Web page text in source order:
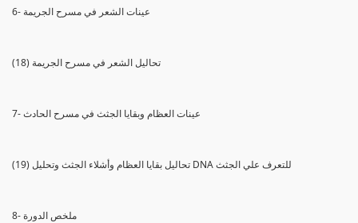
6- عينات الشعر في مسرح الجريمة
(18) تحاليل الشعر في مسرح الجريمة
7- عينات العظام وبقايا الجثث في مسرح الحادث
(19) تحاليل بقايا العظام وأشلاء الجثث وتحليل DNA للتعرف علي الجثث
8- ملخص الدورة